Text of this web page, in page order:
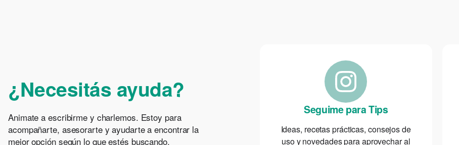
¿Necesitás ayuda?
Animate a escribirme y charlemos. Estoy para
acompañarte, asesorarte y ayudarte a encontrar la
mejor opción según lo que estés buscando.
Seguime para Tips
Ideas, recetas prácticas, consejos de
uso y novedades para aprovechar al